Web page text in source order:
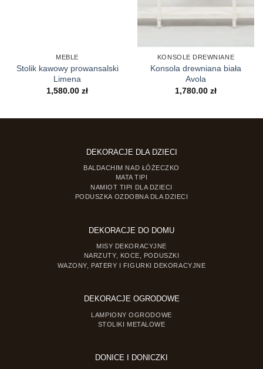
MEBLE
Stolik kawowy prowansalski
Limena
1,580.00 zł
KONSOLE DREWNIANE
Konsola drewniana biała
Avola
1,780.00 zł
DEKORACJE DLA DZIECI
BALDACHIM NAD ŁÓŻECZKO
MATA TIPI
NAMIOT TIPI DLA DZIECI
PODUSZKA OZDOBNA DLA DZIECI
DEKORACJE DO DOMU
MISY DEKORACYJNE
NARZUTY, KOCE, PODUSZKI
WAZONY, PATERY I FIGURKI DEKORACYJNE
DEKORACJE OGRODOWE
LAMPIONY OGRODOWE
STOLIKI METALOWE
DONICE I DONICZKI